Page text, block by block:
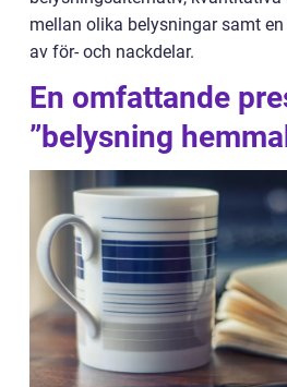
mellan olika belysningar samt
av för- och nackdelar.
En omfattande
”belysning